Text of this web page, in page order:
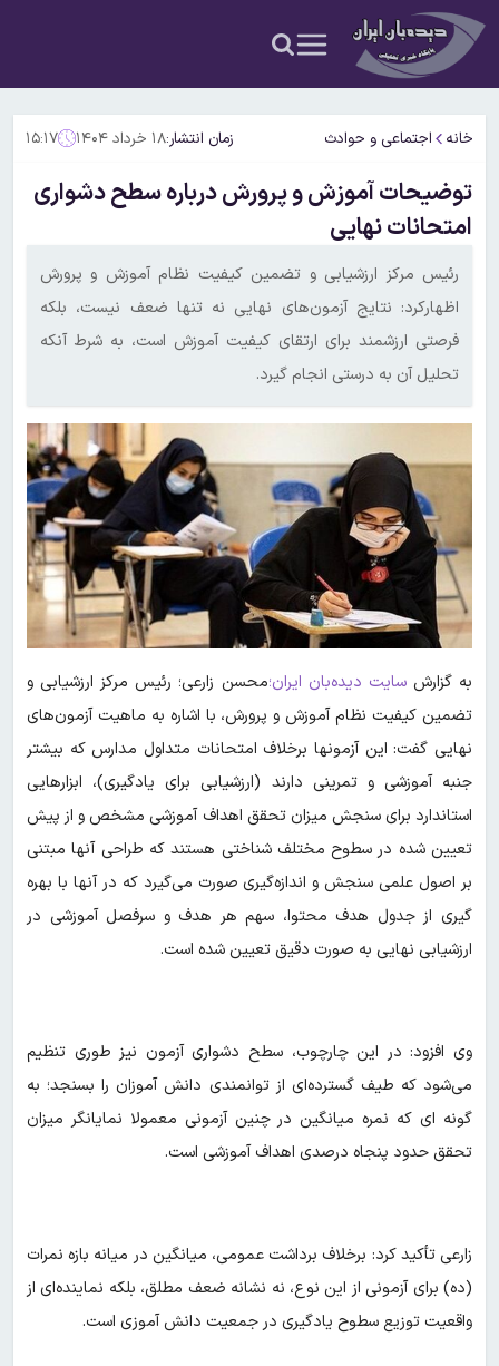
خانه اجتماعی و حوادث زمان انتشار:۱۸ خرداد ۱۴۰۴ ۱۵:۱۷
توضیحات آموزش و پرورش درباره سطح دشواری
امتحانات نهایی
رئیس مرکز ارزشیابی و تضمین کیفیت نظام آموزش و پرورش
اظهارکرد: نتایج آزمون‌های نهایی نه تنها ضعف نیست، بلکه
فرصتی ارزشمند برای ارتقای کیفیت آموزش است، به شرط آنکه
تحلیل آن به درستی انجام گیرد.
به گزارشسایت دیده‌بان ایران؛محسن زارعی؛ رئیس مرکز ارزشیابی و
تضمین کیفیت نظام آموزش و پرورش، با اشاره به ماهیت آزمون‌های
نهایی گفت: این آزمونها برخلاف امتحانات متداول مدارس که بیشتر
جنبه آموزشی و تمرینی دارند (ارزشیابی برای یادگیری)، ابزارهایی
استاندارد برای سنجش میزان تحقق اهداف آموزشی مشخص و از پیش
تعیین شده در سطوح مختلف شناختی هستند که طراحی آنها مبتنی
بر اصول علمی سنجش و اندازه‌گیری صورت می‌گیرد که در آنها با بهره
گیری از جدول هدف محتوا، سهم هر هدف و سرفصل آموزشی در
ارزشیابی نهایی به صورت دقیق تعیین شده است.
وی افزود: در این چارچوب، سطح دشواری آزمون نیز طوری تنظیم
می‌شود که طیف گسترده‌ای از توانمندی دانش آموزان را بسنجد؛ به
گونه ای که نمره میانگین در چنین آزمونی معمولا نمایانگر میزان
تحقق حدود پنجاه درصدی اهداف آموزشی است.
زارعی تأکید کرد: برخلاف برداشت عمومی، میانگین در میانه بازه نمرات
(ده) برای آزمونی از این نوع، نه نشانه ضعف مطلق، بلکه نماینده‌ای از
واقعیت توزیع سطوح یادگیری در جمعیت دانش آموزی است.